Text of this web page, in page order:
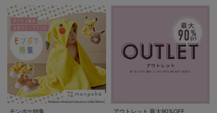
モンポケ特集 アウトレット 最大90%OFF